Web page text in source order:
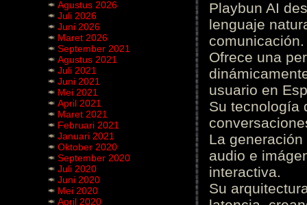
Agustus 2026
Juli 2026
Juni 2026
Maret 2026
September 2021
Agustus 2021
Juli 2021
Juni 2021
Mei 2021
April 2021
Maret 2021
Februari 2021
Januari 2021
Oktober 2020
September 2020
Juli 2020
Juni 2020
Mei 2020
April 2020
Playbun AI
lenguaje
comunicación.
Ofrece una
usuario en
Su tecnología
La
audio e
interactiva.
Su